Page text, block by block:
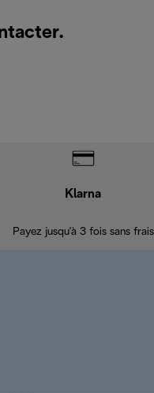
.
Klarna
Payez jusqu'à 3 fois sans frais